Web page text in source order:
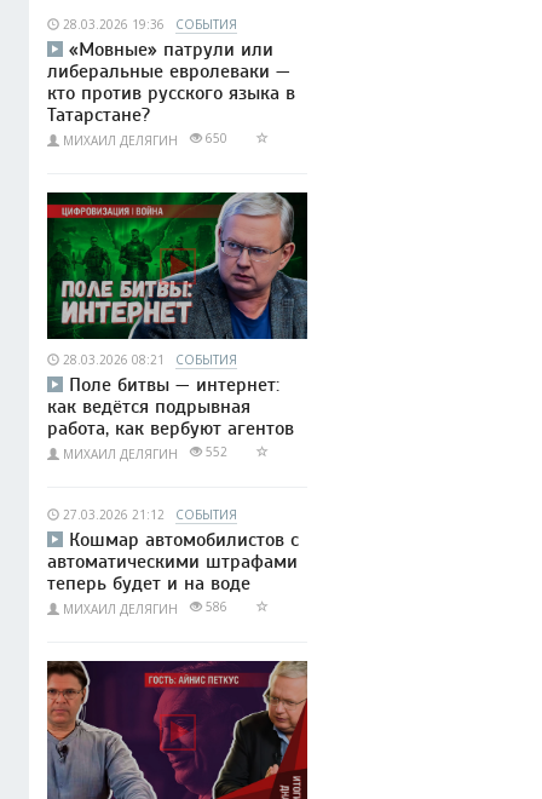
28.03.2026 19:36 СОБЫТИЯ
«Мовные» патрули или
либеральные евролеваки —
кто против русского языка в
Татарстане?
МИХАИЛ ДЕЛЯГИН 650
28.03.2026 08:21 СОБЫТИЯ
Поле битвы — интернет:
как ведётся подрывная
работа, как вербуют агентов
МИХАИЛ ДЕЛЯГИН 552
27.03.2026 21:12 СОБЫТИЯ
Кошмар автомобилистов с
автоматическими штрафами
теперь будет и на воде
МИХАИЛ ДЕЛЯГИН 586